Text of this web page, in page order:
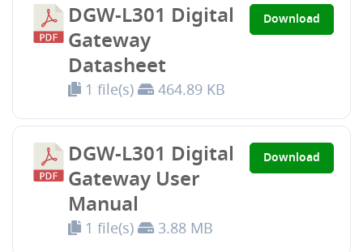
DGW-L301 Digital
Gateway
Datasheet
1 file(s) 464.89 KB
Download
DGW-L301 Digital
Gateway User
Manual
1 file(s) 3.88 MB
Download